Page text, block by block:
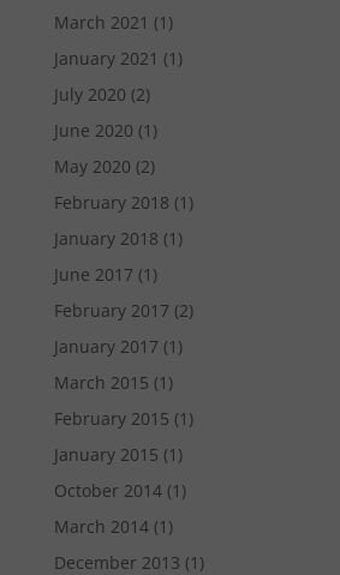
March 2021 (1)
January 2021 (1)
July 2020 (2)
June 2020 (1)
May 2020 (2)
February 2018 (1)
January 2018 (1)
June 2017 (1)
February 2017 (2)
January 2017 (1)
March 2015 (1)
February 2015 (1)
January 2015 (1)
October 2014(1)
March 2014(1)
December 2013 (1)